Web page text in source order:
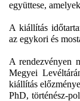
együttese,
A kiállítás
az egykori és
A rendezvényen
Megyei
kiállítás
PhD, történész-